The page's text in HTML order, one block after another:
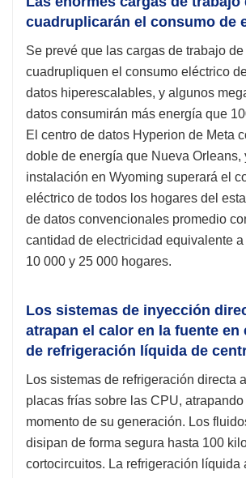
cuadruplicarán el consumo de
Se prevé que las cargas de trabajo de
cuadrupliquen el consumo eléctrico
datos hiperescalables, y algunos
datos consumirán más energía que
El centro de datos Hyperion de Meta
doble de energía que Nueva Orleans,
instalación en Wyoming superará el
eléctrico de todos los hogares del
de datos convencionales promedio
cantidad de electricidad equivalente
10 000 y 25 000 hogares.
Los sistemas de inyección
atrapan el calor en la fuente en
de refrigeración líquida de
Los sistemas de refrigeración directa
placas frías sobre las CPU, atrapando
momento de su generación. Los
disipan de forma segura hasta 100
cortocircuitos. La refrigeración líquida